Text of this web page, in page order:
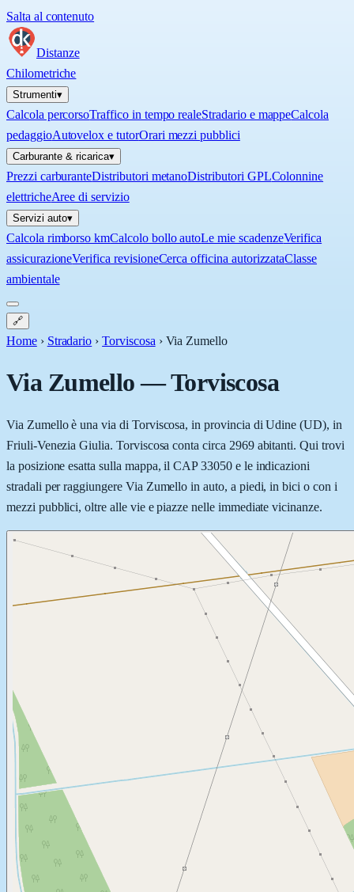
Salta al contenuto
Distanze
Chilometriche
Strumenti▾
Calcola percorsoTraffico in tempo realeStradario e mappeCalcola
pedaggioAutovelox e tutorOrari mezzi pubblici
Carburante & ricarica▾
Prezzi carburanteDistributori metanoDistributori GPLColonnine
elettricheAree di servizio
Servizi auto▾
Calcola rimborso kmCalcolo bollo autoLe mie scadenzeVerifica
assicurazioneVerifica revisioneCerca officina autorizzataClasse
ambientale
🔗
Home › Stradario › Torviscosa › Via Zumello
Via Zumello—Torviscosa
Via Zumello è una via di Torviscosa, in provincia di Udine (UD), in
Friuli-Venezia Giulia. Torviscosa conta circa 2969 abitanti. Qui trovi
la posizione esatta sulla mappa, il CAP 33050 e le indicazioni
stradali per raggiungere Via Zumello in auto, a piedi, in bici o con i
mezzi pubblici, oltre alle vie e piazze nelle immediate vicinanze.